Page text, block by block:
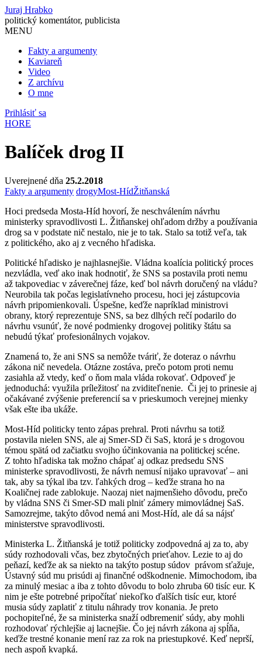
Juraj Hrabko
politický komentátor, publicista
MENU
Fakty a argumenty
Kaviareň
Video
Z archívu
O mne
Prihlásiť sa
HORE
Balíček drog II
Uverejnené dňa 25.2.2018
Fakty a argumenty drogyMost-HídŽitňanská
Hoci predseda Mosta-Híd hovorí, že neschválením návrhu
ministerky spravodlivosti L. Žitňanskej ohľadom držby a používania
drog sa v podstate nič nestalo, nie je to tak. Stalo sa totiž veľa, tak
z politického, ako aj z vecného hľadiska.
Politické hľadisko je najhlasnejšie. Vládna koalícia politický proces
nezvládla, veď ako inak hodnotiť, že SNS sa postavila proti nemu
až takpovediac v záverečnej fáze, keď bol návrh doručený na vládu?
Neurobila tak počas legislatívneho procesu, hoci jej zástupcovia
návrh pripomienkovali. Úspešne, keďže napríklad ministrovi
obrany, ktorý reprezentuje SNS, sa bez dlhých rečí podarilo do
návrhu vsunúť, že nové podmienky drogovej politiky štátu sa
nebudú týkať profesionálnych vojakov.
Znamená to, že ani SNS sa nemôže tváriť, že doteraz o návrhu
zákona nič nevedela. Otázne zostáva, prečo potom proti nemu
zasiahla až vtedy, keď o ňom mala vláda rokovať. Odpoveď je
jednoduchá: využila príležitosť na zviditeľnenie. Či jej to prinesie aj
očakávané zvýšenie preferencií sa v prieskumoch verejnej mienky
však ešte iba ukáže.
Most-Híd politicky tento zápas prehral. Proti návrhu sa totiž
postavila nielen SNS, ale aj Smer-SD či SaS, ktorá je s drogovou
témou spätá od začiatku svojho účinkovania na politickej scéne.
Z tohto hľadiska tak možno chápať aj odkaz predsedu SNS
ministerke spravodlivosti, že návrh nemusí nijako upravovať – ani
tak, aby sa týkal iba tzv. ľahkých drog – keďže strana ho na
Koaličnej rade zablokuje. Naozaj niet najmenšieho dôvodu, prečo
by vládna SNS či Smer-SD mali plniť zámery mimovládnej SaS.
Samozrejme, takýto dôvod nemá ani Most-Híd, ale dá sa nájsť
ministerstve spravodlivosti.
Ministerka L. Žitňanská je totiž politicky zodpovedná aj za to, aby
súdy rozhodovali včas, bez zbytočných prieťahov. Lezie to aj do
peňazí, keďže ak sa niekto na takýto postup súdov právom sťažuje,
Ústavný súd mu prisúdi aj finančné odškodnenie. Mimochodom, iba
za minulý mesiac a iba z tohto dôvodu to bolo zhruba 60 tisíc eur. K
nim je ešte potrebné pripočítať niekoľko ďalších tisíc eur, ktoré
musia súdy zaplatiť z titulu náhrady trov konania. Je preto
pochopiteľné, že sa ministerka snaží odbremeniť súdy, aby mohli
rozhodovať rýchlejšie aj lacnejšie. Čo jej návrh zákona aj spĺňa,
keďže trestné konanie mení raz za rok na priestupkové. Keď neprší,
nech aspoň kvapká.